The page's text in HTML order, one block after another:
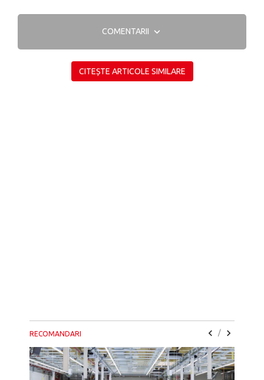
COMENTARII
CITEȘTE ARTICOLE SIMILARE
RECOMANDARI /